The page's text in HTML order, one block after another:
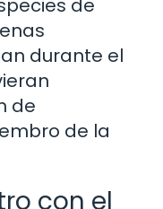
de
durante el
de
de la
con el